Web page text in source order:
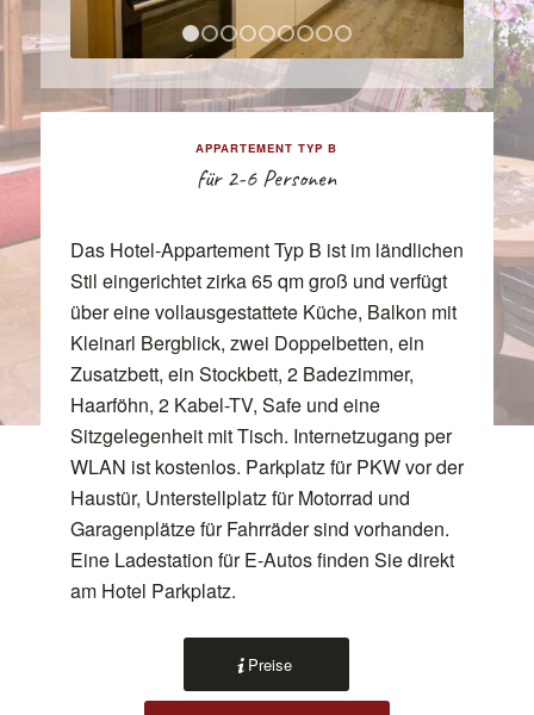
1 2 3 5 6 7 9
APPARTEMENT TYP B
für 2-6 Personen
Das Hotel-Appartement Typ B ist im ländlichen
Stil eingerichtet zirka 65 qm groß und verfügt
über eine vollausgestattete Küche, Balkon mit
Kleinarl Bergblick, zwei Doppelbetten, ein
Zusatzbett, ein Stockbett, 2 Badezimmer,
Haarföhn, 2 Kabel-TV, Safe und eine
Sitzgelegenheit mit Tisch. Internetzugang per
WLAN ist kostenlos. Parkplatz für PKW vor der
Haustür, Unterstellplatz für Motorrad und
Garagenplätze für Fahrräder sind vorhanden.
Eine Ladestation für E-Autos finden Sie direkt
am Hotel Parkplatz.
Preise